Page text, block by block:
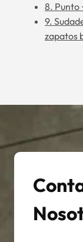
8. Punto
9.
zapatos